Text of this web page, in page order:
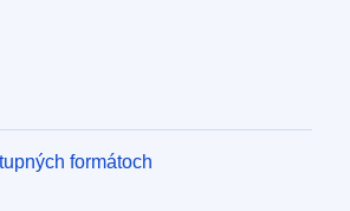
formátoch